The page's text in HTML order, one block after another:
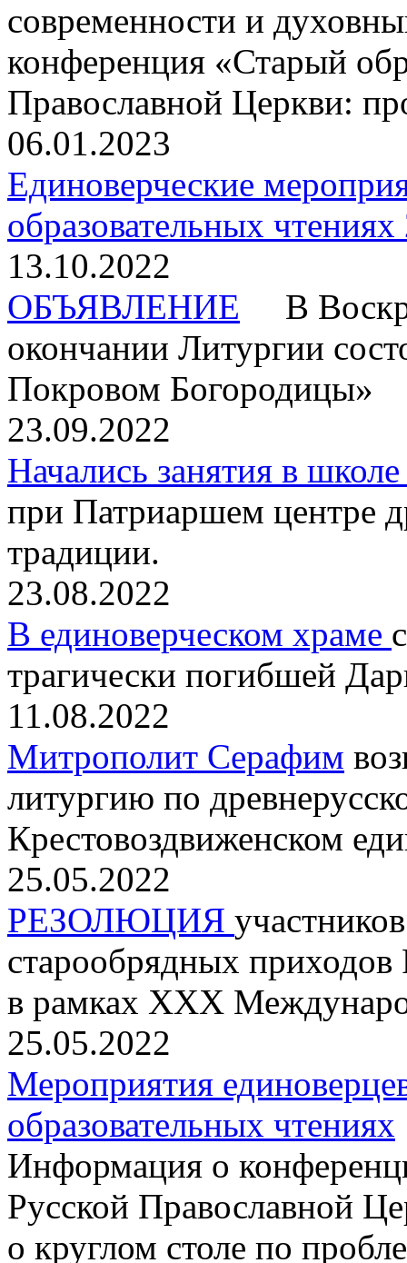
современности и
конференция «Старый
Православной Церкви:
06.01.2023
Единоверческие
образовательных чтениях
13.10.2022
ОБЪЯВЛЕНИЕ В
окончании Литургии
Покровом Богородицы»
23.09.2022
Начались занятия в
при Патриаршем центре
традиции.
23.08.2022
В единоверческом храме
трагически погибшей
11.08.2022
Митрополит Серафим
литургию по
Крестовоздвиженском
25.05.2022
РЕЗОЛЮЦИЯ
старообрядных
в рамках XXX
25.05.2022
Мероприятия
образовательных чтениях
Информация о
Русской Православной
о круглом столе по